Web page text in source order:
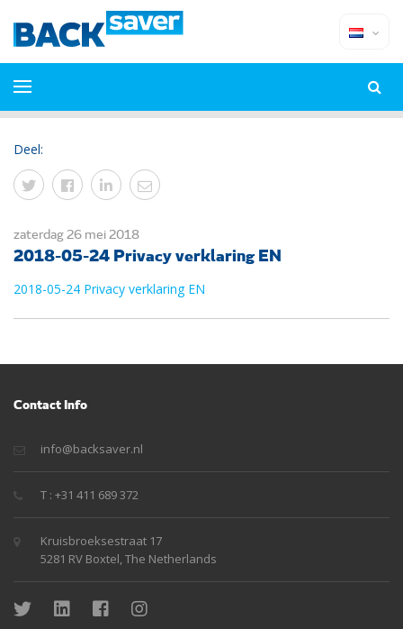
Deel:
zaterdag 26 mei 2018
2018-05-24 Privacy verklaring EN
2018-05-24 Privacy verklaring EN
Contact Info
info@backsaver.nl
T : +31 411 689 372
Kruisbroeksestraat 17
5281 RV Boxtel, The Netherlands